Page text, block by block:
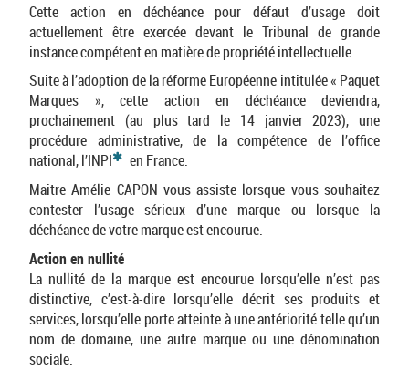
Cette action en déchéance pour défaut d’usage doit
actuellement être exercée devant le Tribunal de grande
instance compétent en matière de propriété intellectuelle.
Suite à l’adoption de la réforme Européenne intitulée « Paquet
Marques », cette action en déchéance deviendra,
prochainement (au plus tard le 14 janvier 2023), une
procédure administrative, de la compétence de l’office
national, l’INPI
en France.
Maitre Amélie CAPON vous assiste lorsque vous souhaitez
contester l’usage sérieux d’une marque ou lorsque la
déchéance de votre marque est encourue.
Action en nullité
La nullité de la marque est encourue lorsqu’elle n’est pas
distinctive, c’est-à-dire lorsqu’elle décrit ses produits et
services, lorsqu’elle porte atteinte à une antériorité telle qu’un
nom de domaine, une autre marque ou une dénomination
sociale.